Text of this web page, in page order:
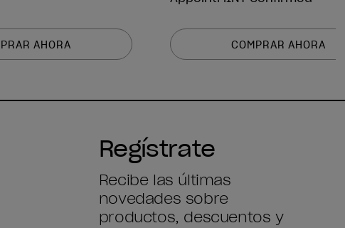
AHORA COMPRAR AHORA
Regístrate
Recibe las últimas
novedades sobre
productos, descuentos y